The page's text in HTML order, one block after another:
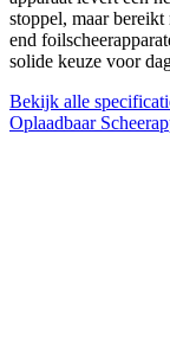
stoppel, maar
end
solide keuze voor
Bekijk alle
Oplaadbaar